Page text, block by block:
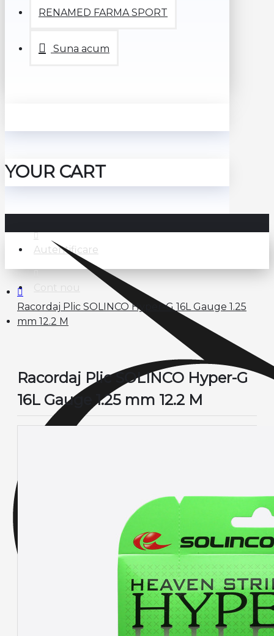
RENAMED FARMA SPORT
Suna acum
YOUR CART
Autentificare
Racordaj Plic SOLINCO Hyper-G 16L Gauge 1.25
mm 12.2 M
Racordaj Plic SOLINCO Hyper-G
16L Gauge 1.25 mm 12.2 M